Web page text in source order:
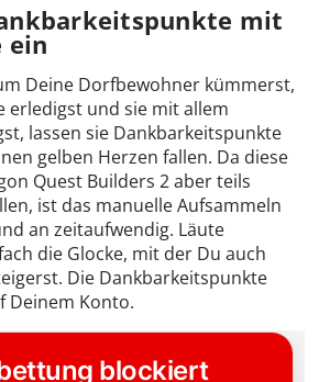
mit
ein
Deine Dorfbewohner kümmerst,
erledigst und sie mit allem
lassen sie Dankbarkeitspunkte
gelben Herzen fallen. Da diese
Quest Builders 2 aber teils
ist das manuelle Aufsammeln
an zeitaufwendig. Läute
die Glocke, mit der Du auch
Die Dankbarkeitspunkte
Deinem Konto.